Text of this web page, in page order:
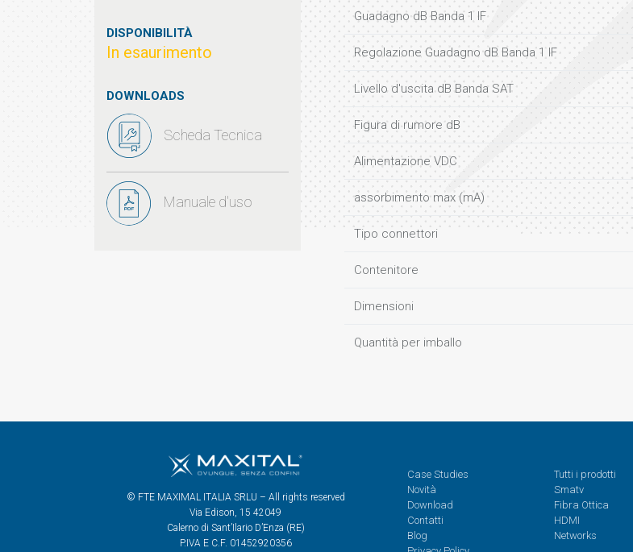
DISPONIBILITÀ
In esaurimento
DOWNLOADS
Scheda Tecnica
Manuale d'uso
Guadagno dB Banda 1 IF
Regolazione Guadagno dB Banda 1 IF
Livello d'uscita dB Banda SAT
Figura di rumore dB
Alimentazione VDC
assorbimento max (mA)
Tipo connettori
Contenitore
Dimensioni
Quantità per imballo
© FTE MAXIMAL ITALIA SRLU – All rights reserved
Via Edison, 15 42049
Calerno di Sant’Ilario D’Enza (RE)
P.IVA E C.F. 01452920356
Case Studies
Novità
Download
Contatti
Blog
Tutti i prodotti
Smatv
Fibra Ottica
HDMI
Networks